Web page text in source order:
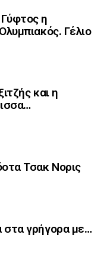
η
Γέλιο
και η
Τσακ Νορις
γρήγορα με…